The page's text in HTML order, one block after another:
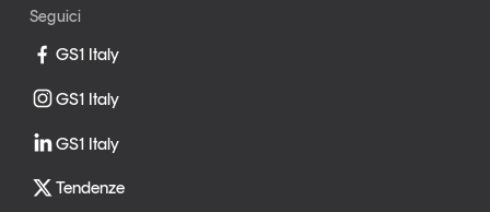
Seguici
GS1 Italy
GS1 Italy
GS1 Italy
Tendenze